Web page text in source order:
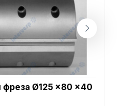
фреза Ø125 x80 x40